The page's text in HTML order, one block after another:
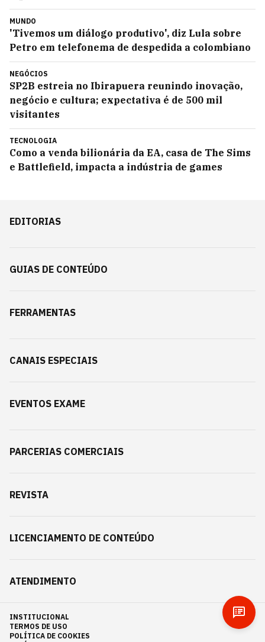
MUNDO
'Tivemos um diálogo produtivo', diz Lula sobre
Petro em telefonema de despedida a colombiano
NEGÓCIOS
SP2B estreia no Ibirapuera reunindo inovação,
negócio e cultura; expectativa é de 500 mil
visitantes
TECNOLOGIA
Como a venda bilionária da EA, casa de The Sims
e Battlefield, impacta a indústria de games
EDITORIAS
GUIAS DE CONTEÚDO
FERRAMENTAS
CANAIS ESPECIAIS
EVENTOS EXAME
PARCERIAS COMERCIAIS
REVISTA
LICENCIAMENTO DE CONTEÚDO
ATENDIMENTO
INSTITUCIONAL
TERMOS DE USO
POLÍTICA DE COOKIES